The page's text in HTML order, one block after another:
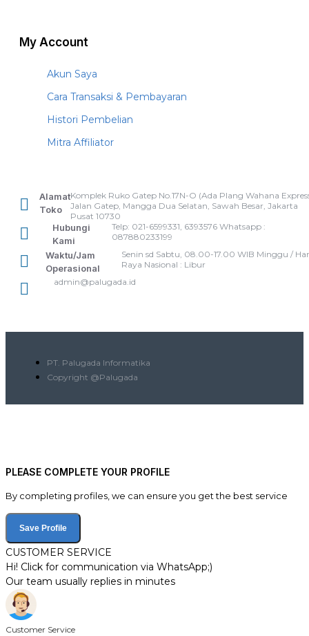
My Account
Akun Saya
Cara Transaksi & Pembayaran
Histori Pembelian
Mitra Affiliator
Alamat
Toko
Komplek Ruko Gatep No.17N-O (Ada Plang Wahana
Jalan Gatep, Mangga Dua Selatan, Sawah Besar, Jakarta
Pusat 10730
Hubungi
Kami
Telp: 021-6599331, 6393576 Whatsapp :
087880233199
Waktu/Jam
Operasional
Senin sd Sabtu, 08.00-17.00 WIB Minggu /
Raya Nasional : Libur
admin@palugada.id
PT. Palugada Informatika
Copyright @Palugada
PLEASE COMPLETE YOUR PROFILE
By completing profiles, we can ensure you get the best service
Save Profile
CUSTOMER SERVICE
Hi! Click for communication via WhatsApp;)
Our team usually replies in minutes
Customer Service